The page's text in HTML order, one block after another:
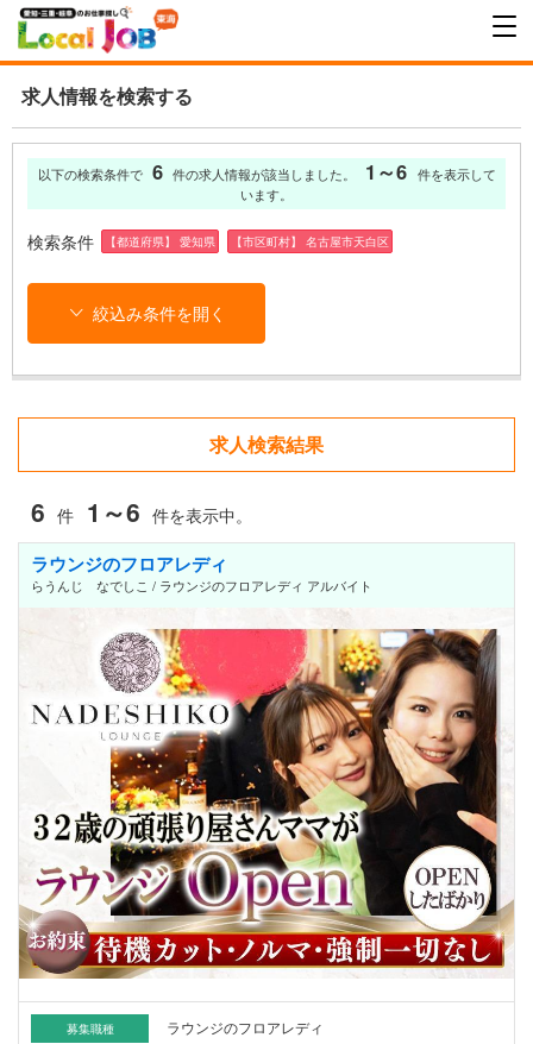
求人情報を検索する
以下の検索条件で 6 件の求人情報が該当しました。 1～6 件を表示して
います。
検索条件 【都道府県】 愛知県 【市区町村】 名古屋市天白区
絞込み条件を開く
求人検索結果
6 件 1～6 件を表示中。
ラウンジのフロアレディ
らうんじ なでしこ / ラウンジのフロアレディ アルバイト
募集職種 ラウンジのフロアレディ